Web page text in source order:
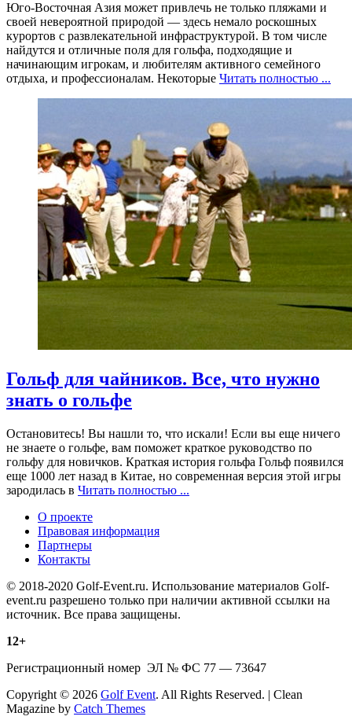
Юго-Восточная Азия может привлечь не только пляжами и
своей невероятной природой — здесь немало роскошных
курортов с развлекательной инфраструктурой. В том числе
найдутся и отличные поля для гольфа, подходящие и
начинающим игрокам, и любителям активного семейного
отдыха, и профессионалам. Некоторые Читать полностью ...
Гольф для чайников. Все, что нужно
знать о гольфе
Остановитесь! Вы нашли то, что искали! Если вы еще ничего
не знаете о гольфе, вам поможет краткое руководство по
гольфу для новичков. Краткая история гольфа Гольф появился
еще 1000 лет назад в Китае, но современная версия этой игры
зародилась в Читать полностью ...
О проекте
Правовая информация
Партнеры
Контакты
© 2018-2020 Golf-Event.ru. Использование материалов Golf-
event.ru разрешено только при наличии активной ссылки на
источник. Все права защищены.
12+
Регистрационный номер ЭЛ № ФС 77 — 73647
Copyright © 2026 Golf Event. All Rights Reserved. | Clean
Magazine by Catch Themes